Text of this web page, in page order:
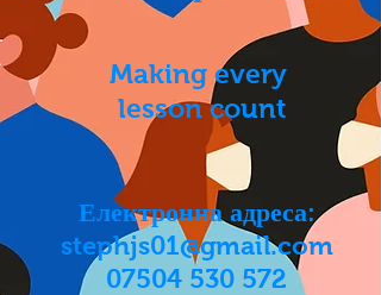
Making every
lesson count
Електронна адреса:
stephjs01@gmail.com
07504 530 572